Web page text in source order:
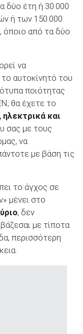
δύο έτη ή 30.000
ή των 150.000
όποιο από τα δύο
να
αυτοκίνητό του
ποιότητας
θα έχετε το
ηλεκτρικά και
σας με τους
να
με βάση τις
το άγχος σε
μένει στο
, δεν
με τίποτα
περισσότερη